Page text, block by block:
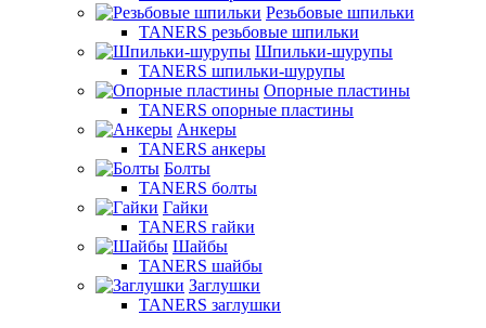
Резьбовые шпильки
TANERS резьбовые шпильки
Шпильки-шурупы
TANERS шпильки-шурупы
Опорные пластины
TANERS опорные пластины
Анкеры
TANERS анкеры
Болты
TANERS болты
Гайки
TANERS гайки
Шайбы
TANERS шайбы
Заглушки
TANERS заглушки